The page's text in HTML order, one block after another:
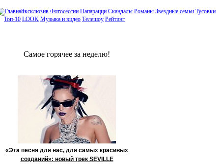
Эксклюзив Фотосессии Папарацци Скандалы Романы Звездные семьи Тусовки
Топ-10 LOOK Музыка и видео Телешоу Рейтинг
Сaмое гoрячее за неделю!
«Эта песня для нас, для самых красивых
созданий»: новый трек SEVILLE